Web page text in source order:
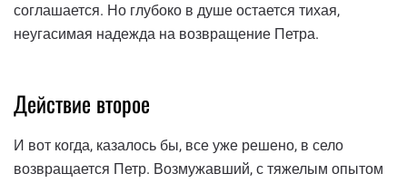
соглашается. Но глубоко в душе остается тихая,
неугасимая надежда на возвращение Петра.
Действие второе
И вот когда, казалось бы, все уже решено, в село
возвращается Петр. Возмужавший, с тяжелым опытом